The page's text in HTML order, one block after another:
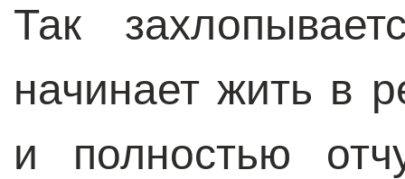
Так
начинает жить в
и полностью